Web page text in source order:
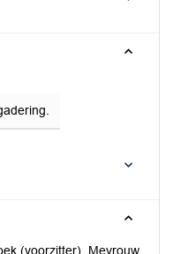
(voorzitter), Mevrouw